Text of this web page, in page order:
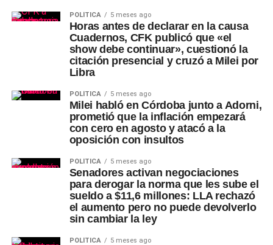
POLÍTICA 5 meses ago
Horas antes de declarar en la causa
Cuadernos, CFK publicó que «el
show debe continuar», cuestionó la
citación presencial y cruzó a Milei por
Libra
POLÍTICA 5 meses ago
Milei habló en Córdoba junto a Adorni,
prometió que la inflación empezará
con cero en agosto y atacó a la
oposición con insultos
POLÍTICA 5 meses ago
Senadores activan negociaciones
para derogar la norma que les sube el
sueldo a $11,6 millones: LLA rechazó
el aumento pero no puede devolverlo
sin cambiar la ley
POLÍTICA 5 meses ago